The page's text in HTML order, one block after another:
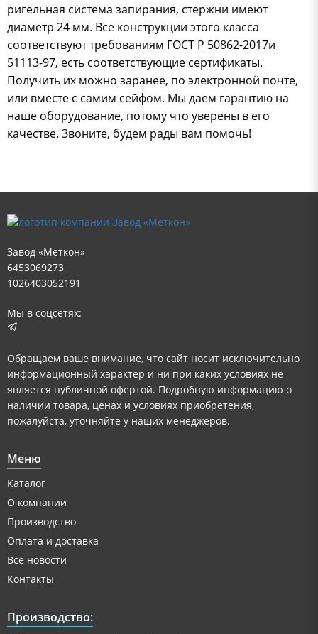
ригельная система запирания, стержни имеют
диаметр 24 мм. Все конструкции этого класса
соответствуют требованиям ГОСТ Р 50862-2017и
51113-97, есть соответствующие сертификаты.
Получить их можно заранее, по электронной почте,
или вместе с самим сейфом. Мы даем гарантию на
наше оборудование, потому что уверены в его
качестве. Звоните, будем рады вам помочь!
Завод «Меткон»
6453069273
1026403052191
Мы в соцсетях:
Обращаем ваше внимание, что сайт носит исключительно
информационный характер и ни при каких условиях не
является публичной офертой. Подробную информацию о
наличии товара, ценах и условиях приобретения,
пожалуйста, уточняйте у наших менеджеров.
Меню
Каталог
О компании
Производство
Оплата и доставка
Все новости
Контакты
Производство: